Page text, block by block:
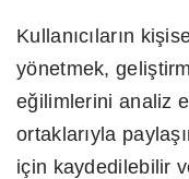
Kullanıcıların
yönetmek,
eğilimlerini analiz
ortaklarıyla
için kaydedilebilir